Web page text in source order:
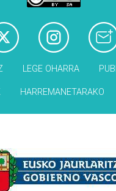
LEGE OHARRA
HARREMANETARAKO